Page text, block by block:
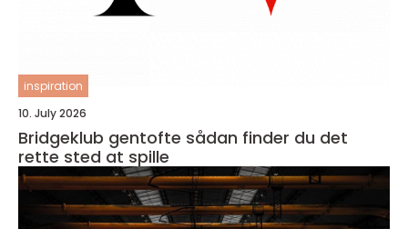
inspiration
10. July 2026
Bridgeklub gentofte sådan finder du det
rette sted at spille